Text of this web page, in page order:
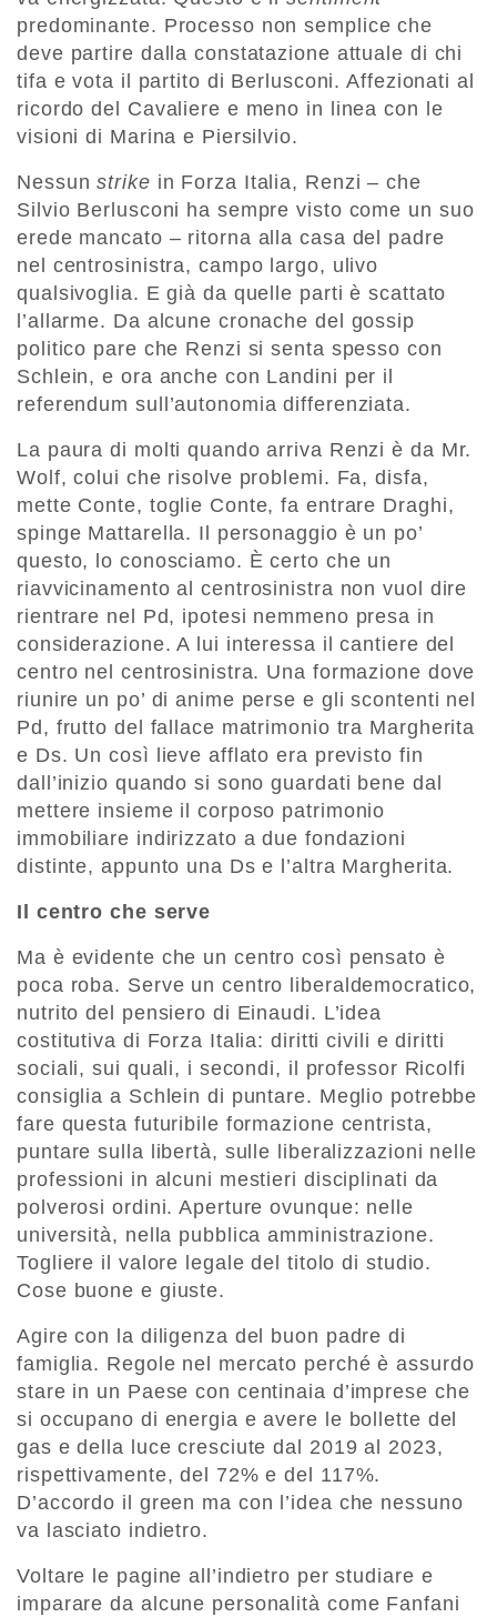
predominante. Processo non semplice che
deve partire dalla constatazione attuale di chi
tifa e vota il partito di Berlusconi. Affezionati al
ricordo del Cavaliere e meno in linea con le
visioni di Marina e Piersilvio.
Nessunstrike in Forza Italia, Renzi – che
Silvio Berlusconi ha sempre visto come un suo
erede mancato – ritorna alla casa del padre
nel centrosinistra, campo largo, ulivo
qualsivoglia. E già da quelle parti è scattato
l’allarme. Da alcune cronache del gossip
politico pare che Renzi si senta spesso con
Schlein, e ora anche con Landini per il
referendum sull’autonomia differenziata.
La paura di molti quando arriva Renzi è da Mr.
Wolf, colui che risolve problemi. Fa, disfa,
mette Conte, toglie Conte, fa entrare Draghi,
spinge Mattarella. Il personaggio è un po’
questo, lo conosciamo. È certo che un
riavvicinamento al centrosinistra non vuol dire
rientrare nel Pd, ipotesi nemmeno presa in
considerazione. A lui interessa il cantiere del
centro nel centrosinistra. Una formazione dove
riunire un po’ di anime perse e gli scontenti nel
Pd, frutto del fallace matrimonio tra Margherita
e Ds. Un così lieve afflato era previsto fin
dall’inizio quando si sono guardati bene dal
mettere insieme il corposo patrimonio
immobiliare indirizzato a due fondazioni
distinte, appunto una Ds e l’altra Margherita.
Il centro che serve
Ma è evidente che un centro così pensato è
poca roba. Serve un centro liberaldemocratico,
nutrito del pensiero di Einaudi. L’idea
costitutiva di Forza Italia: diritti civili e diritti
sociali, sui quali, i secondi, il professor Ricolfi
consiglia a Schlein di puntare. Meglio potrebbe
fare questa futuribile formazione centrista,
puntare sulla libertà, sulle liberalizzazioni nelle
professioni in alcuni mestieri disciplinati da
polverosi ordini. Aperture ovunque: nelle
università, nella pubblica amministrazione.
Togliere il valore legale del titolo di studio.
Cose buone e giuste.
Agire con la diligenza del buon padre di
famiglia. Regole nel mercato perché è assurdo
stare in un Paese con centinaia d’imprese che
si occupano di energia e avere le bollette del
gas e della luce cresciute dal 2019 al 2023,
rispettivamente, del 72% e del 117%.
D’accordo il green ma con l’idea che nessuno
va lasciato indietro.
Voltare le pagine all’indietro per studiare e
imparare da alcune personalità come Fanfani